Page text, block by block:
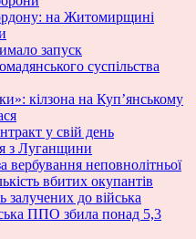
на Житомирщині
запуск
суспільства
кілзона на Куп’янському
у свій день
з Луганщини
вербування неповнолітньої
вбитих окупантів
залучених до війська
ППО збила понад 5,3